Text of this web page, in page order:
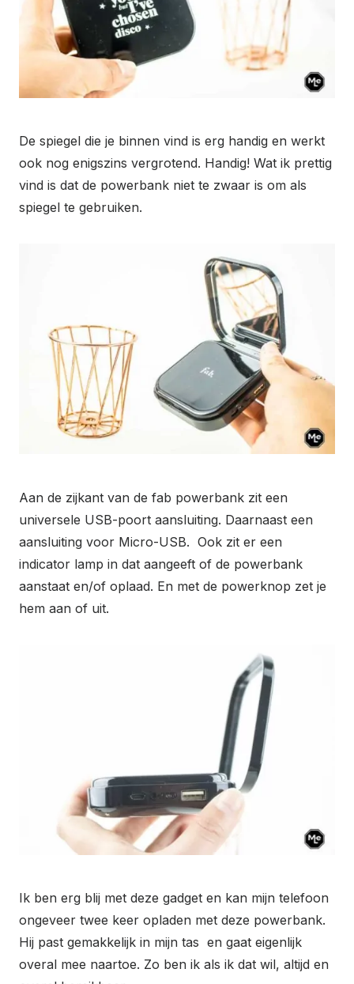
De spiegel die je binnen vind is erg handig en werkt
ook nog enigszins vergrotend. Handig! Wat ik prettig
vind is dat de powerbank niet te zwaar is om als
spiegel te gebruiken.
Aan de zijkant van de fab powerbank zit een
universele USB-poort aansluiting. Daarnaast een
aansluiting voor Micro-USB. Ook zit er een
indicator lamp in dat aangeeft of de powerbank
aanstaat en/of oplaad. En met de powerknop zet je
hem aan of uit.
Ik ben erg blij met deze gadget en kan mijn telefoon
ongeveer twee keer opladen met deze powerbank.
Hij past gemakkelijk in mijn tas en gaat eigenlijk
overal mee naartoe. Zo ben ik als ik dat wil, altijd en